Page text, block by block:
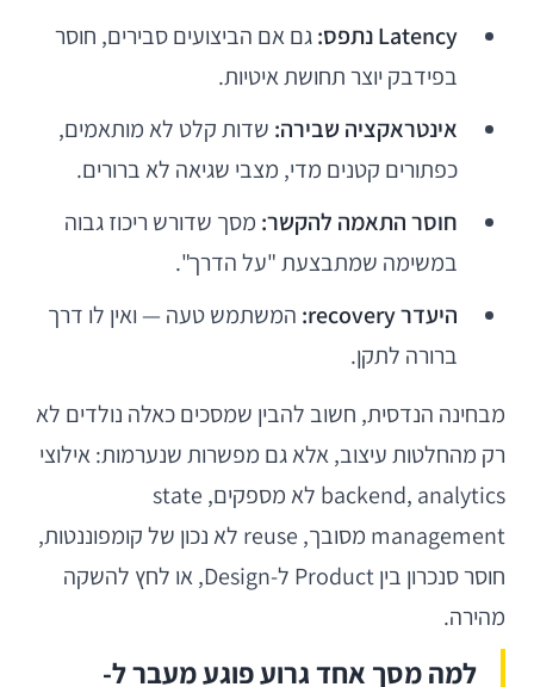
Latency נתפס:
גם אם הביצועים סבירים, חוסר
בפידבק יוצר תחושת איטיות.
אינטראקציה שבירה: שדות קלט לא מותאמים,
כפתורים קטנים מדי, מצבי שגיאה לא ברורים.
חוסר התאמה להקשר: מסך שדורש ריכוז גבוה
במשימה שמתבצעת "על הדרך".
היעדר recovery:
המשתמש טעה — ואין לו דרך
ברורה לתקן.
מבחינה הנדסית, חשוב להבין שמסכים כאלה נולדים לא
רק מהחלטות עיצוב, אלא גם מפשרות שנערמות: אילוצי
backend, analytics לא מספקים, state
management מסובך, reuse לא נכון של קומפוננטות,
חוסר סנכרון בין Product ל-Design, או לחץ להשקה
מהירה.
למה מסך אחד גרוע פוגע מעבר ל-